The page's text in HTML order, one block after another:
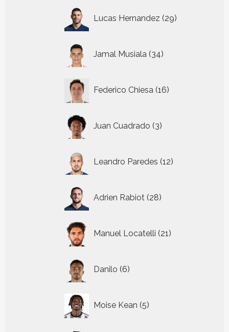
Lucas Hernandez 29
producten
Jamal Musiala 34
producten
Federico Chiesa 16
producten
Juan Cuadrado 3
producten
Leandro Paredes 12
producten
Adrien Rabiot 28
producten
Manuel Locatelli 21
producten
Danilo 6
producten
Moise Kean 5
producten